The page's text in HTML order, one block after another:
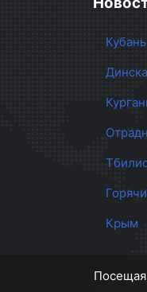
Кубань
Крым
Посещая